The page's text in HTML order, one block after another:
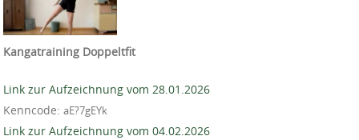
Kangatraining Doppeltfit
Link zur Aufzeichnung vom 28.01.2026
Kenncode: aE?7gEYk
Link zur Aufzeichnung vom 04.02.2026